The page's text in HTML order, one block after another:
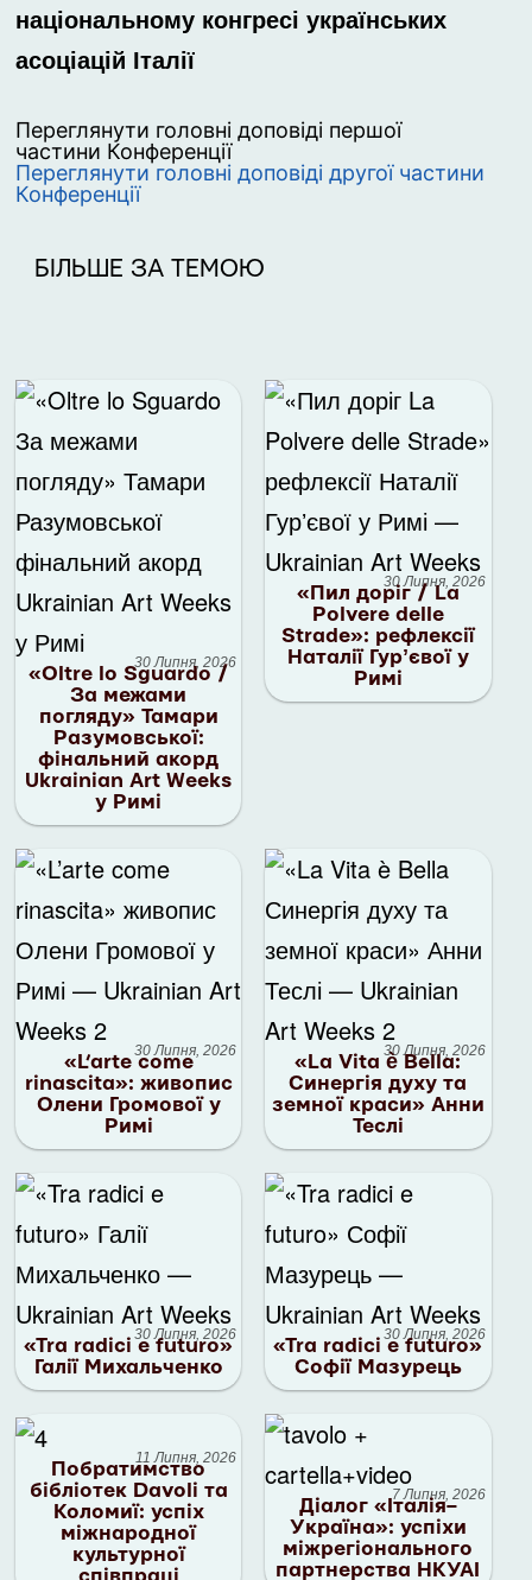
національному конгресі українських
асоціацій Італії
Переглянути головні доповіді першої
частини Конференції
Переглянути головні доповіді другої частини
Конференції
БІЛЬШЕ ЗА ТЕМОЮ
30 Липня, 2026
«Oltre lo Sguardo /
За межами
погляду» Тамари
Разумовської:
фінальний акорд
Ukrainian Art Weeks
у Римі
30 Липня, 2026
«Пил доріг / La
Polvere delle
Strade»: рефлексії
Наталії Гурʼєвої у
Римі
30 Липня, 2026
«L’arte come
rinascita»: живопис
Олени Громової у
Римі
30 Липня, 2026
«La Vita è Bella:
Синергія духу та
земної краси» Анни
Теслі
30 Липня, 2026
«Tra radici e futuro»
Галії Михальченко
30 Липня, 2026
«Tra radici e futuro»
Софії Мазурець
11 Липня, 2026
Побратимство
бібліотек Davoli та
Коломиї: успіх
міжнародної
культурної
7 Липня, 2026
Діалог «Італія–
Україна»: успіхи
міжрегіонального
партнерства НКУАІ